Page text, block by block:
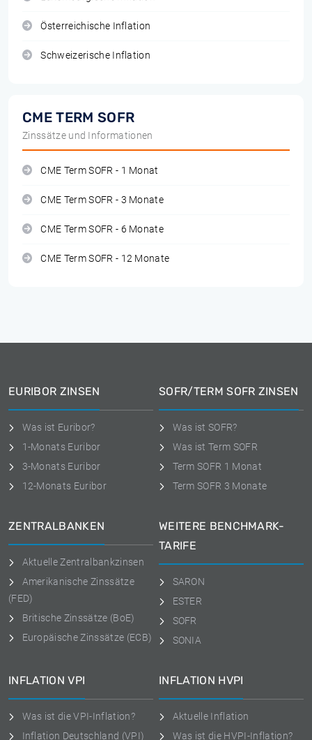
Österreichische Inflation
Schweizerische Inflation
CME TERM SOFR
Zinssätze und Informationen
CME Term SOFR - 1 Monat
CME Term SOFR - 3 Monate
CME Term SOFR - 6 Monate
CME Term SOFR - 12 Monate
EURIBOR ZINSEN
Was ist Euribor?
1-Monats Euribor
3-Monats Euribor
12-Monats Euribor
SOFR/TERM SOFR ZINSEN
Was ist SOFR?
Was ist Term SOFR
Term SOFR 1 Monat
Term SOFR 3 Monate
ZENTRALBANKEN
Aktuelle Zentralbankzinsen
Amerikanische Zinssätze
(FED)
Britische Zinssätze (BoE)
Europäische Zinssätze (ECB)
WEITERE BENCHMARK-
TARIFE
SARON
ESTER
SOFR
SONIA
INFLATION VPI
Was ist die VPI-Inflation?
Inflation Deutschland (VPI)
INFLATION HVPI
Aktuelle Inflation
Was ist die HVPI-Inflation?